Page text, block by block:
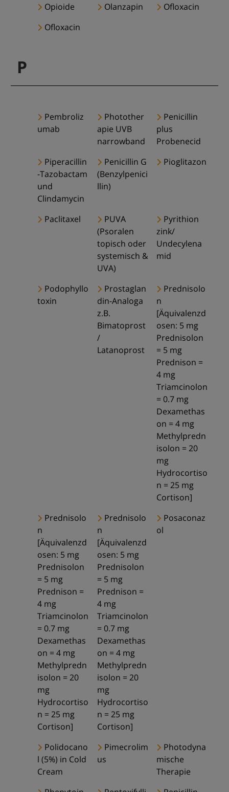
Opioide Olanzapin
Ofloxacin
Ofloxacin
P
Pembroliz
umab
Photother
apie UVB
narrowband
Penicillin
plus
Probenecid
Piperacillin
-Tazobactam
und
Clindamycin
Penicillin G
(Benzylpenici
llin)
Pioglitazon
Paclitaxel
PUVA
(Psoralen
topisch oder
systemisch &
UVA)
Pyrithion
zink/
Undecylena
mid
Podophyllo
toxin
Prostaglan
din-Analoga
z.B.
Bimatoprost
/
Latanoprost
Prednisolo
n
[Äquivalenzd
osen: 5 mg
Prednisolon
= 5 mg
Prednison =
4 mg
Triamcinolon
= 0.7 mg
Dexamethas
on = 4 mg
Methylpredn
isolon = 20
mg
Hydrocortiso
n = 25 mg
Cortison]
Prednisolo
n
[Äquivalenzd
osen: 5 mg
Prednisolon
= 5 mg
Prednison =
4 mg
Triamcinolon
= 0.7 mg
Dexamethas
on = 4 mg
Methylpredn
isolon = 20
mg
Hydrocortiso
n = 25 mg
Cortison]
Prednisolo
n
[Äquivalenzd
osen: 5 mg
Prednisolon
= 5 mg
Prednison =
4 mg
Triamcinolon
= 0.7 mg
Dexamethas
on = 4 mg
Methylpredn
isolon = 20
mg
Hydrocortiso
n = 25 mg
Cortison]
Posaconaz
ol
Polidocano
l (5%) in Cold
Cream
Pimecrolim
us
Photodyna
mische
Therapie